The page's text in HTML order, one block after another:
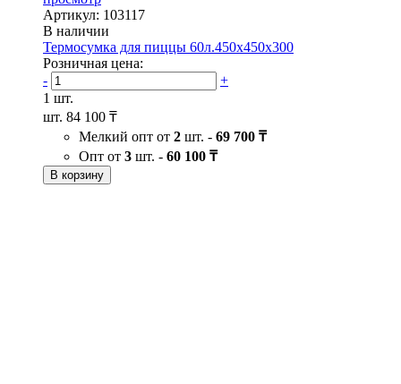
Артикул: 103117
В наличии
Термосумка для пиццы 60л.450х450х300
Розничная цена:
-
+
1 шт.
шт. 84 100 ₸
Мелкий опт от 2 шт. - 69 700 ₸
Опт от 3 шт. - 60 100 ₸
В корзину